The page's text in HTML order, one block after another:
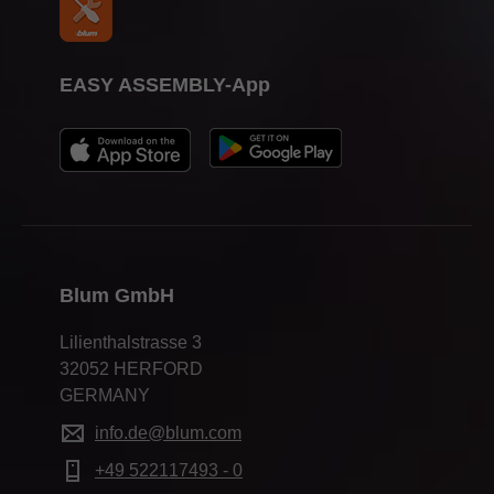
Blum GmbH
Lilienthalstrasse 3
32052 HERFORD
GERMANY
info.de@blum.com
+49 522117493 - 0
EASY ASSEMBLY-App